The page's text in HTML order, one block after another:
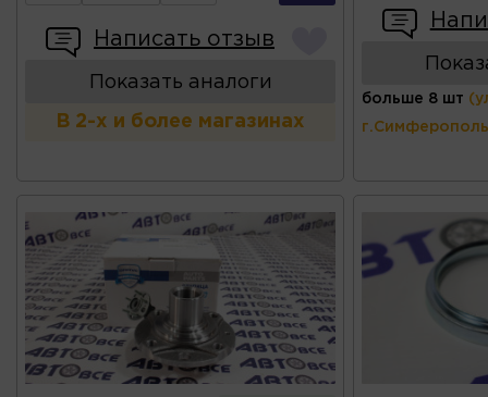
Написать отзыв
Показать аналоги
В 2-х и более магазинах
больше 8 шт